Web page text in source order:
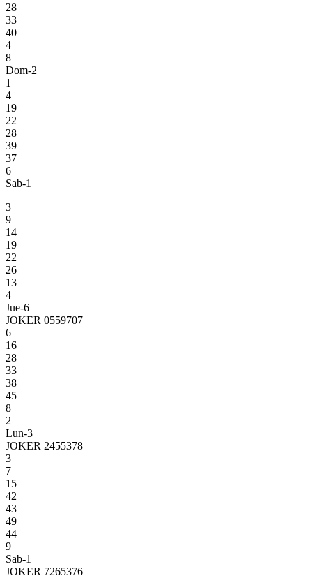
28
33
40
4
8
Dom-2
1
4
19
22
28
39
37
6
Sab-1
3
9
14
19
22
26
13
4
Jue-6
JOKER 0559707
6
16
28
33
38
45
8
2
Lun-3
JOKER 2455378
3
7
15
42
43
49
44
9
Sab-1
JOKER 7265376